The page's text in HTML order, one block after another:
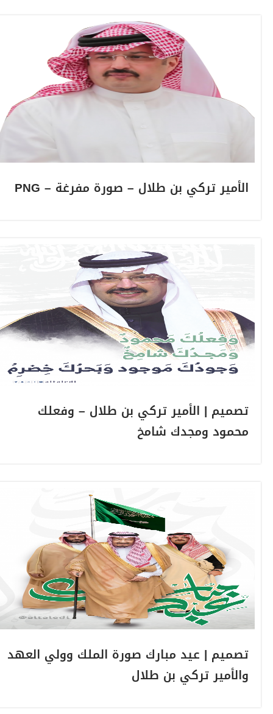
الأمير تركي بن طلال – صورة مفرغة – PNG
تصميم | الأمير تركي بن طلال – وفعلك
محمود ومجدك شامخ
تصميم | عيد مبارك صورة الملك وولي العهد
والأمير تركي بن طلال